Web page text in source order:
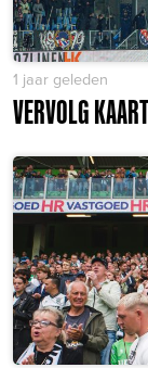
1 jaar geleden
VERVOLG